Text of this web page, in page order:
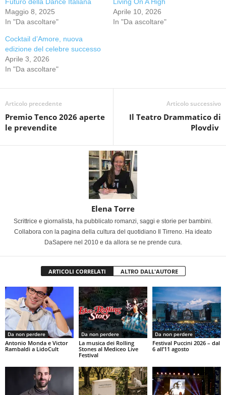
Futuro della Dance Italiana
Maggio 8, 2025
In "Da ascoltare"
Living On A High
Aprile 10, 2026
In "Da ascoltare"
Cocktail d’Amore, nuova
edizione del celebre successo
Aprile 3, 2026
In "Da ascoltare"
Articolo precedente
Premio Tenco 2026 aperte
le prevendite
Articolo successivo
Il Teatro Drammatico di
Plovdiv
Elena Torre
Scrittrice e giornalista, ha pubblicato romanzi, saggi e storie per bambini.
Collabora con la pagina della cultura del quotidiano Il Tirreno. Ha ideato
DaSapere nel 2010 e da allora se ne prende cura.
ARTICOLI CORRELATI ALTRO DALL'AUTORE
Da non perdere
Antonio Monda e Victor
Rambaldi a LidoCult
Da non perdere
La musica dei Rolling
Stones al Mediceo Live
Festival
Da non perdere
Festival Puccini 2026 – dal
6 all’11 agosto